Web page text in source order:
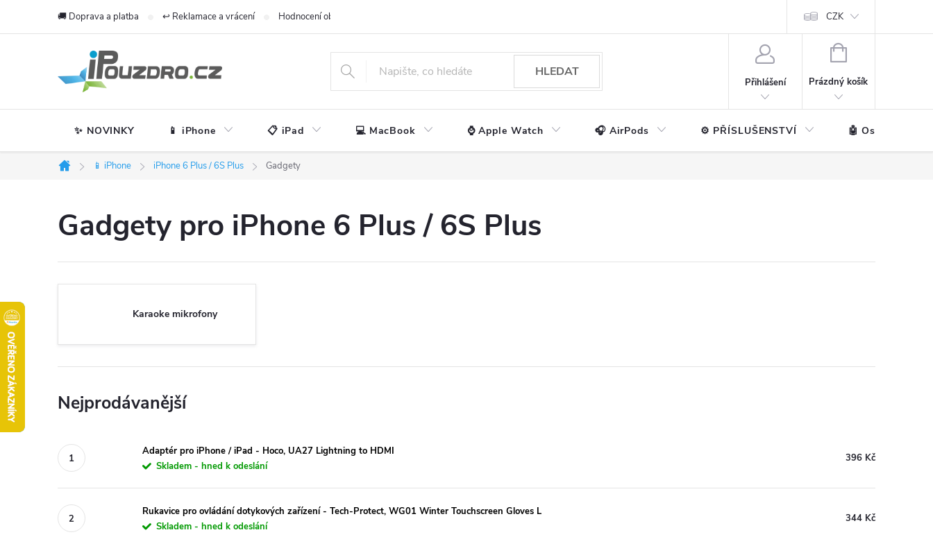
🚚 Doprava a platba ↩️ Reklamace a vrácení Hodnocení obchodu CZK
HLEDAT
Přihlášení
NÁKUPNÍ
Prázdný košík
✨ NOVINKY 📱 iPhone 📋 iPad 💻 MacBook ⌚ Apple Watch 🎧 AirPods ⚙️ PŘÍSLUŠENSTVÍ 🤖 Ostatní
Domů
📱 iPhone iPhone 6 Plus / 6S Plus Gadgety
Gadgety pro iPhone 6 Plus / 6S Plus
Karaoke mikrofony
Nejprodávanější
Adaptér pro iPhone / iPad - Hoco, UA27 Lightning to HDMI
Skladem - hned k odeslání
396 Kč
Rukavice pro ovládání dotykových zařízení - Tech-Protect, WG01 Winter Touchscreen Gloves L
Skladem - hned k odeslání
344 Kč